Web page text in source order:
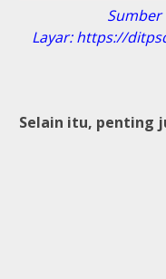
Sumber
Layar: https://
Selain itu, penting